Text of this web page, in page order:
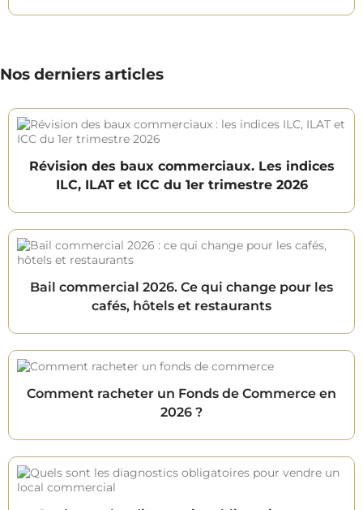
Nos derniers articles
Révision des baux commerciaux. Les indices
ILC, ILAT et ICC du 1er trimestre 2026
Bail commercial 2026. Ce qui change pour les
cafés, hôtels et restaurants
Comment racheter un Fonds de Commerce en
2026 ?